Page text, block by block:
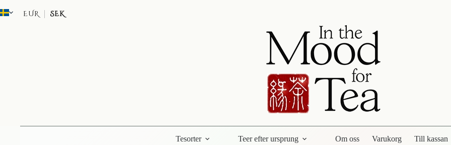
till
EUR SEK
Tesorter Teer efter ursprung Om oss Varukorg Till kassan